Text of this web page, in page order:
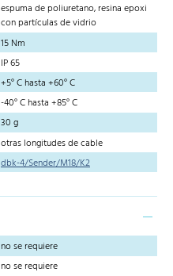
espuma de poliuretano, resina epoxi
con partículas de vidrio
15 Nm
IP 65
+5° C hasta +60° C
-40° C hasta +85° C
30 g
otras longitudes de cable
dbk-4/Sender/M18/K2
no se requiere
no se requiere